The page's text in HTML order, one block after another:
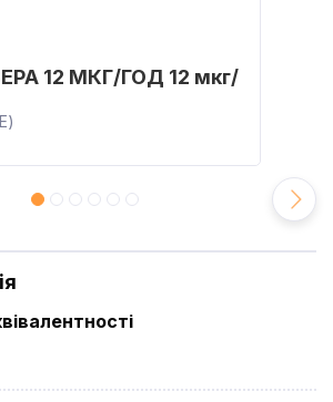
12 МКГ/ГОД 12 мкг/